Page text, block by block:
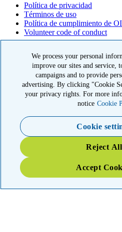
Política de privacidad
Términos de uso
Política de cumplimiento de
Volunteer code of conduct
El American Kidney Fund es una
que goza de exención tributaria.
11921 Rockville Pike, Suite 300,
Emergency 3X Match
Washington state kidney patients
access to dialysis, medications and
We process your personal
improve our sites and service,
campaigns and to provide
advertising. By clicking "Cookie
your privacy rights. For more
notice Cookie
Cookie
Reject All
Accept